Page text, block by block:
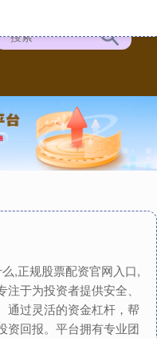
,正规股票配资官网入口,
注于为投资者提供安全、
通过灵活的资金杠杆，帮
资回报。平台拥有专业团